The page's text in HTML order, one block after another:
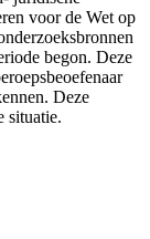
voor de Wet op
begon. Deze
Deze
situatie.